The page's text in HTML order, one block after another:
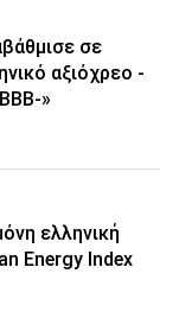
σε
αξιόχρεο -
»
ελληνική
Energy Index